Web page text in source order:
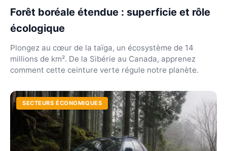
Forêt boréale étendue : superficie et rôle
écologique
Plongez au cœur de la taïga, un écosystème de 14
millions de km². De la Sibérie au Canada, apprenez
comment cette ceinture verte régule notre planète.
SECTEURS ÉCONOMIQUES